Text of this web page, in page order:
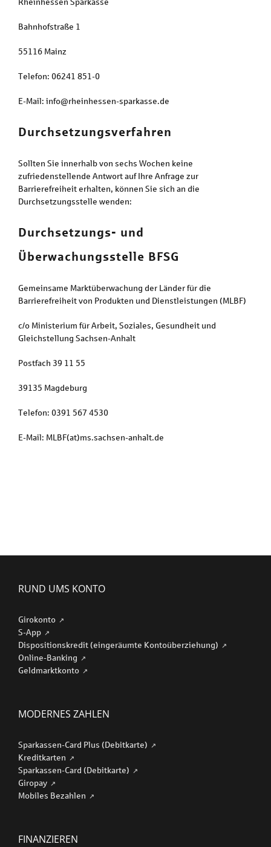
Bahnhofstraße 1
55116 Mainz
Telefon: 06241 851-0
E-Mail: info@rheinhessen-sparkasse.de
Durchsetzungsverfahren
Sollten Sie innerhalb von sechs Wochen keine
zufriedenstellende Antwort auf Ihre Anfrage zur
Barrierefreiheit erhalten, können Sie sich an die
Durchsetzungsstelle wenden:
Durchsetzungs- und
Überwachungsstelle BFSG
Gemeinsame Marktüberwachung der Länder für die
Barrierefreiheit von Produkten und Dienstleistungen (MLBF)
c/o Ministerium für Arbeit, Soziales, Gesundheit und
Gleichstellung Sachsen-Anhalt
Postfach 39 11 55
39135 Magdeburg
Telefon: 0391 567 4530
E-Mail: MLBF(at)ms.sachsen-anhalt.de
RUND UMS KONTO
Girokonto
S-App
Dispositionskredit (eingeräumte Kontoüberziehung)
Online-Banking
Geldmarktkonto
MODERNES ZAHLEN
Sparkassen-Card Plus (Debitkarte)
Kreditkarten
Sparkassen-Card (Debitkarte)
Giropay
Mobiles Bezahlen
FINANZIEREN